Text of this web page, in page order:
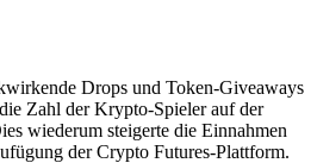
Drops und Token-Giveaways
Zahl der Krypto-Spieler auf der
wiederum steigerte die Einnahmen
der Crypto Futures-Plattform.